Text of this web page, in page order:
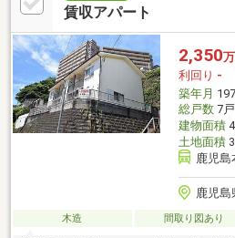
賃収アパート
2,350
利回り -
築年月
総戸数7戸
建物面積
土地面積
鹿児島
鹿児島
木造 間取り図あり